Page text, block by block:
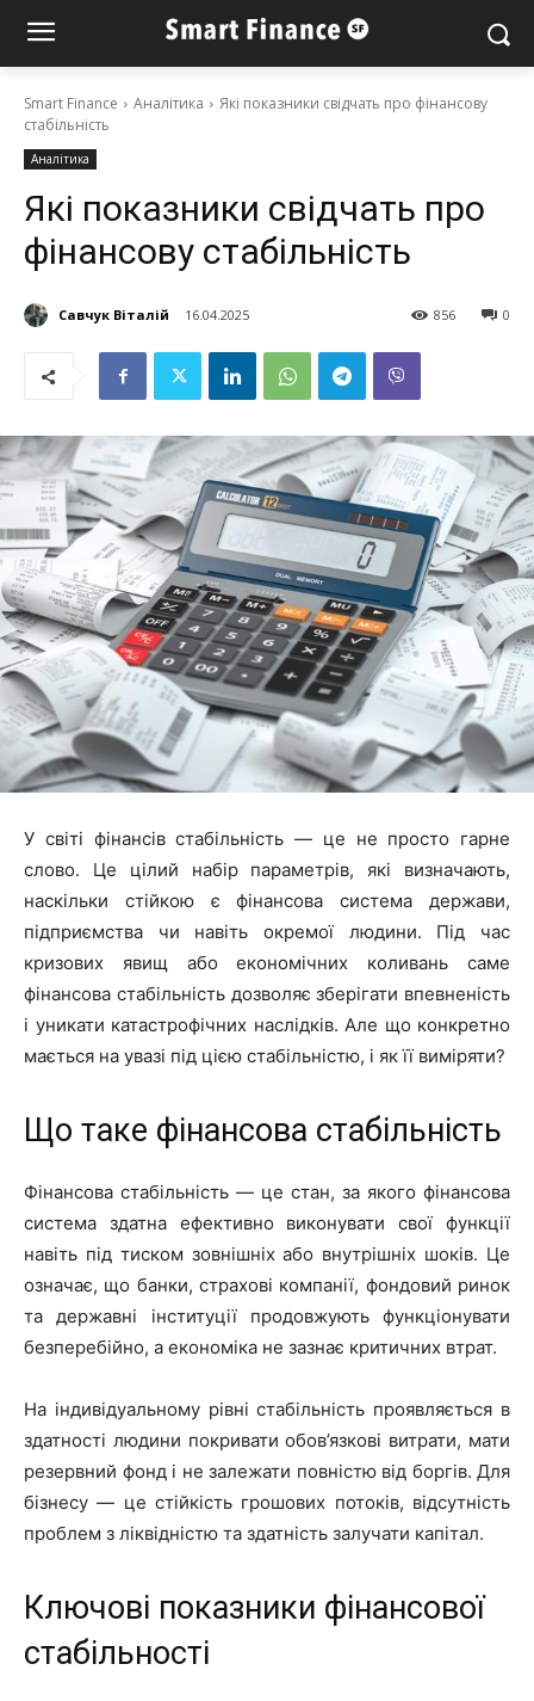
Smart Finance Аналітика
Які показники свідчать про фінансову
стабільність
Аналітика
Які показники свідчать про
фінансову стабільність
Савчук Віталій 16.04.2025 0
856
У світі фінансів стабільність — це не просто гарне
слово. Це цілий набір параметрів, які визначають,
наскільки стійкою є фінансова система держави,
підприємства чи навіть окремої людини. Під час
кризових явищ або економічних коливань саме
фінансова стабільність дозволяє зберігати впевненість
і уникати катастрофічних наслідків. Але що конкретно
мається на увазі під цією стабільністю, і як її виміряти?
Що таке фінансова стабільність
Фінансова стабільність — це стан, за якого фінансова
система здатна ефективно виконувати свої функції
навіть під тиском зовнішніх або внутрішніх шоків. Це
означає, що банки, страхові компанії, фондовий ринок
та державні інституції продовжують функціонувати
безперебійно, а економіка не зазнає критичних втрат.
На індивідуальному рівні стабільність проявляється в
здатності людини покривати обов’язкові витрати, мати
резервний фонд і не залежати повністю від боргів. Для
бізнесу — це стійкість грошових потоків, відсутність
проблем з ліквідністю та здатність залучати капітал.
Ключові показники фінансової
стабільності